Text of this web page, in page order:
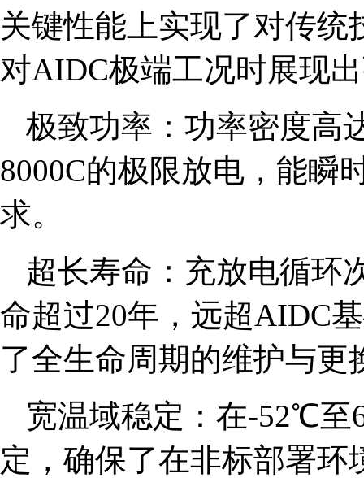
关键性能上实现了对传
对AIDC极端工况时展现
极致功率：功率密度高
8000C的极限放电，能瞬
求。
超长寿命：充放电循环
命超过20年，远超AIDC
了全生命周期的维护与更
宽温域稳定：在-52℃
定，确保了在非标部署环